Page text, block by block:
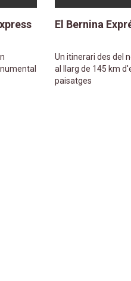
El Bernina
Un itinerari des del
al llarg de 145 km
paisatges